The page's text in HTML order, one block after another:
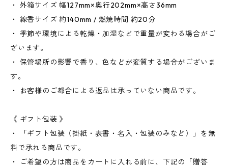
・ 外箱サイズ 幅127mm×奥行202mm×高さ36mm
・ 線香サイズ 約140mm / 燃焼時間 約20分
・ 季節や環境による乾燥・加湿などで重量が変わる場合がご
ざいます。
・ 保管場所の影響で香り、色などが変質する場合がございま
す。
・ お客様のご都合による返品は承っていない商品です。
《 ギフト包装 》
・ 「ギフト包装（掛紙・表書・名入・包装のみなど）」を無
料で承れる商品です。
・ ご希望の方は商品をカートに入れる前に、下記の「贈答